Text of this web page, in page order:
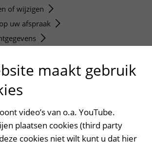
of wijzigen
uw afspraak
School
maakt gebruik
video’s van o.a. YouTube.
plaatsen cookies (third party
cookies niet wilt kunt u dat hier